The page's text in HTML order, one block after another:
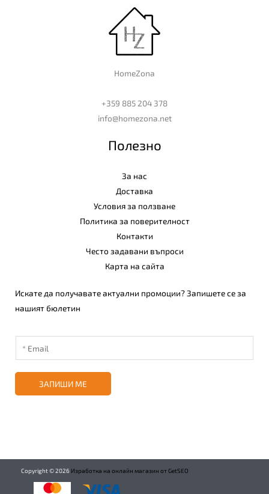
HomeZona
+359 885 204 378
info@homezona.net
Полезно
За нас
Доставка
Условия за ползване
Политика за поверителност
Контакти
Често задавани въпроси
Карта на сайта
Искате да получавате актуални промоции? Запишете се за
нашият бюлетин
ЗАПИШИ МЕ
Copyright ©2026 Изработка на онлайн магазин от GetSEO